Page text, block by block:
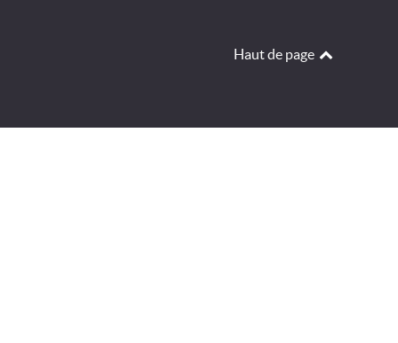
Haut de page